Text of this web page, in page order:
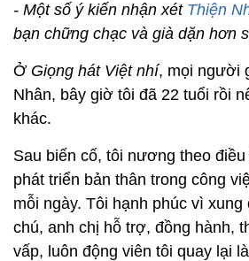
- Một số ý kiến nhận xét Thiện
bạn chững chạc và già dặn hơn
Ở Giọng hát Việt nhí, mọi người
Nhân, bây giờ tôi đã 22 tuổi rồi
khác.
Sau biến cố, tôi nương theo
phát triển bản thân trong công
mỗi ngày. Tôi hạnh phúc vì xung
chú, anh chị hỗ trợ, đồng hành,
vấp, luôn động viên tôi quay lại